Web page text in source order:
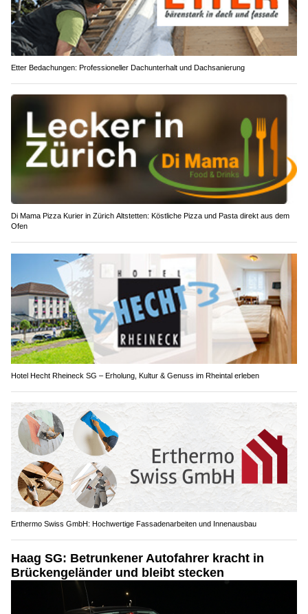
Etter Bedachungen: Professioneller Dachunterhalt und Dachsanierung
Di Mama Pizza Kurier in Zürich Altstetten: Köstliche Pizza und Pasta direkt aus dem
Ofen
Hotel Hecht Rheineck SG – Erholung, Kultur & Genuss im Rheintal erleben
Erthermo Swiss GmbH: Hochwertige Fassadenarbeiten und Innenausbau
Haag SG: Betrunkener Autofahrer kracht in
Brückengeländer und bleibt stecken